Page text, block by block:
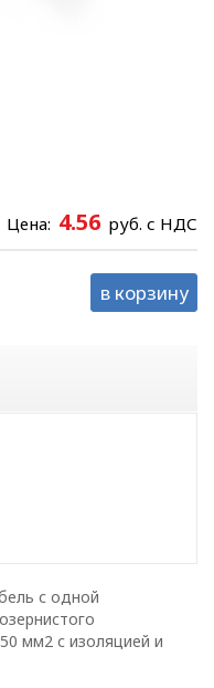
Цена: 4.56 руб. с НДС
в корзину
с одной
мм2 с изоляцией и